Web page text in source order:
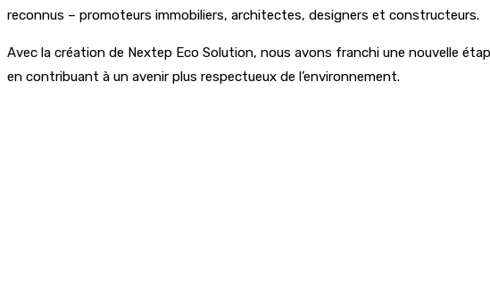
reconnus – promoteurs immobiliers, architectes, designers et constructeurs.
Avec la création de Nextep Eco Solution, nous avons franchi une nouvelle
en contribuant à un avenir plus respectueux de l’environnement.